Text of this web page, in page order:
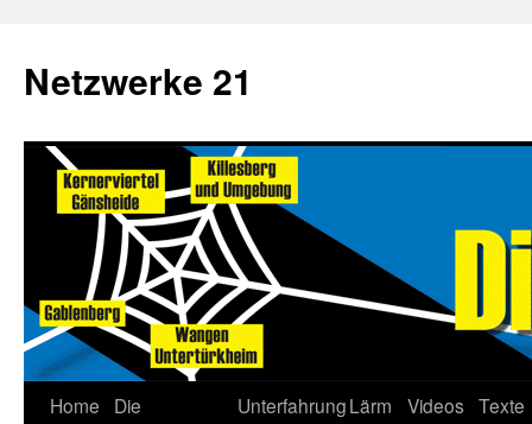
Netzwerke 21
Home
Die
UnterfahrungLärm Videos Texte